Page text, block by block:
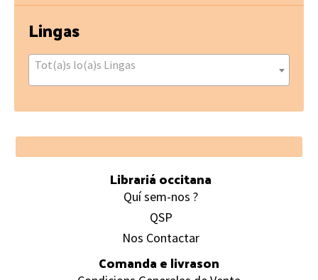
Lingas
Tot(a)s lo(a)s Lingas
Footer
Librariá occitana
Quí sem-nos ?
QSP
Nos Contactar
Comanda e livrason